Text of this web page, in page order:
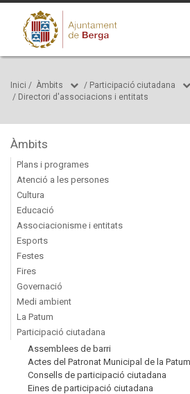
Inici / Àmbits / Participació ciutadana
/ Directori d'associacions i entitats
Àmbits
Plans i programes
Atenció a les persones
Cultura
Educació
Associacionisme i entitats
Esports
Festes
Fires
Governació
Medi ambient
La Patum
Participació ciutadana
Assemblees de barri
Actes del Patronat Municipal de la Patum
Consells de participació ciutadana
Eines de participació ciutadana